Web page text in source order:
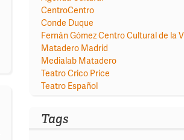
CentroCentro
Conde Duque
Fernán Gómez Centro Cultural de la
Matadero Madrid
Medialab Matadero
Teatro Crico Price
Teatro Español
Tags